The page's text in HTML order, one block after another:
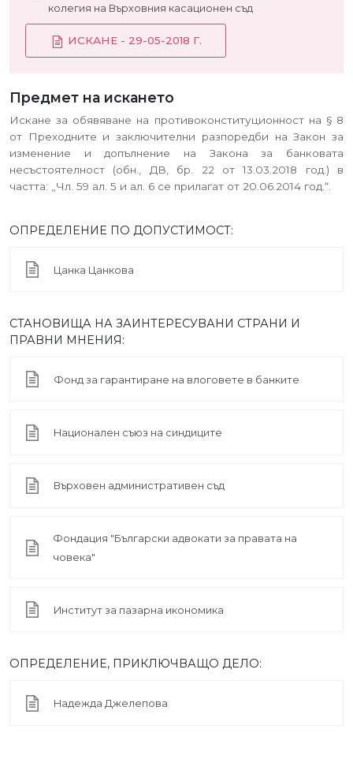
колегия на Върховния касационен съд
ИСКАНЕ - 29-05-2018 Г.
Предмет на искането
Искане за обявяване на противоконституционност на § 8
от Преходните и заключителни разпоредби на Закон за
изменение и допълнение на Закона за банковата
несъстоятелност (обн., ДВ, бр. 22 от 13.03.2018 год.) в
частта: „Чл. 59 ал. 5 и ал. 6 се прилагат от 20.06.2014 год.“.
ОПРЕДЕЛЕНИЕ ПО ДОПУСТИМОСТ:
Цанка Цанкова
СТАНОВИЩА НА ЗАИНТЕРЕСУВАНИ СТРАНИ И
ПРАВНИ МНЕНИЯ:
Фонд за гарантиране на влоговете в банките
Национален съюз на синдиците
Върховен административен съд
Фондация "Български адвокати за правата на
човека"
Институт за пазарна икономика
ОПРЕДЕЛЕНИЕ, ПРИКЛЮЧВАЩО ДЕЛО:
Надежда Джелепова